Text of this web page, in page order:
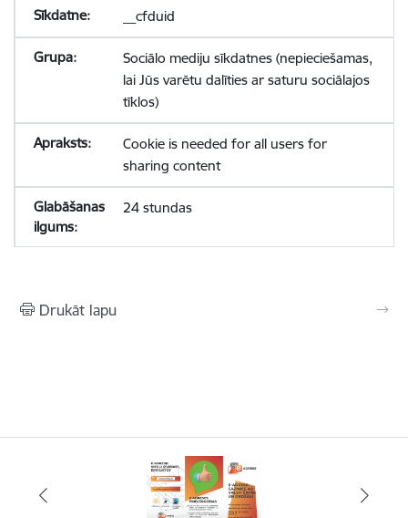
__cfduid
Sociālo mediju sīkdatnes (nepieciešamas,
lai Jūs varētu dalīties ar saturu sociālajos
tīklos)
Cookie is needed for all users for
sharing content
24 stundas
Drukāt lapu